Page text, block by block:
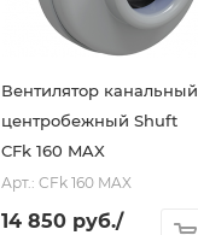
Вентилятор канальный
центробежный Shuft
CFk 160 MAX
Арт.: CFk 160 MAX
14 850 руб./